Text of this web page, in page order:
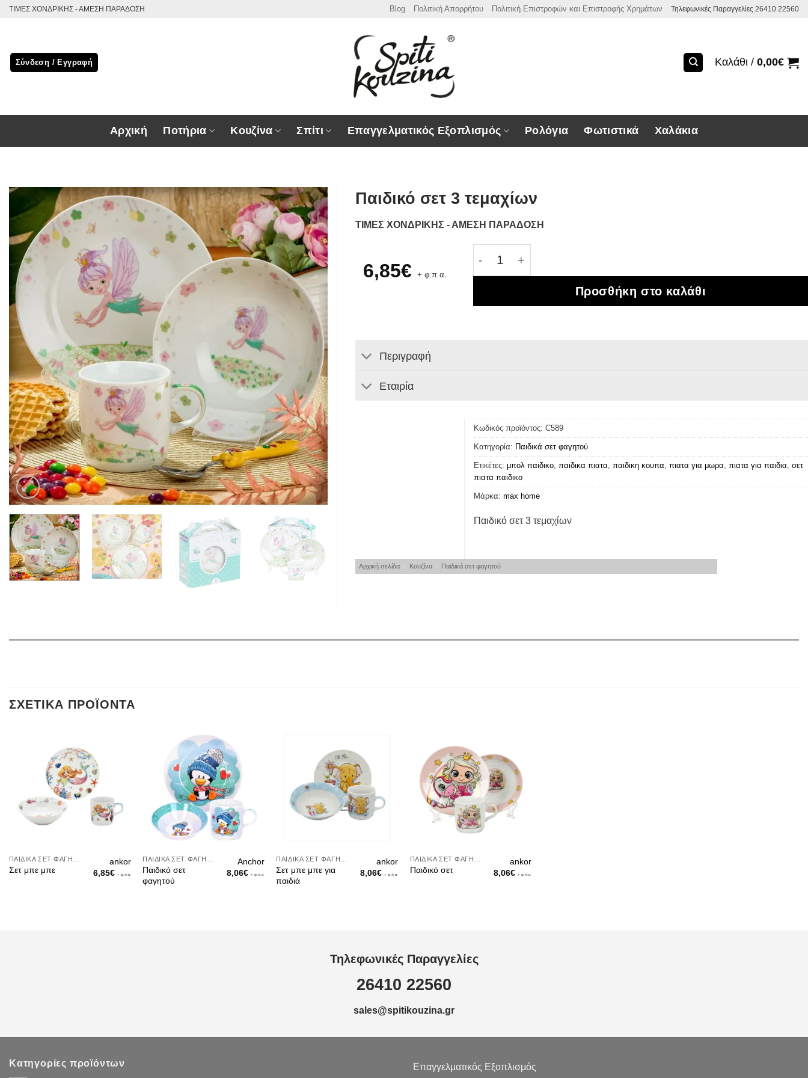
Μετάβαση
ΤΙΜΕΣ ΧΟΝΔΡΙΚΗΣ - ΑΜΕΣΗ ΠΑΡΑΔΟΣΗ Blog Πολιτική Απορρήτου Πολιτική Επιστροφών και Επιστροφής Χρημάτων Τηλεφωνικές Παραγγελίες 26410 22560
Σύνδεση / Εγγραφή Καλάθι / 0,00€
Αρχική Ποτήρια Κουζίνα Σπίτι Επαγγελματικός Εξοπλισμός Ρολόγια Φωτιστικά Χαλάκια
Παιδικό σετ 3 τεμαχίων
ΤΙΜΕΣ ΧΟΝΔΡΙΚΗΣ - ΑΜΕΣΗ ΠΑΡΑΔΟΣΗ
6,85€ + φ.π.α.
Παιδικό σετ 3 τεμαχίων ποσότητα
Προσθήκη στο καλάθι
Περιγραφή
Εταιρία
Κωδικός προϊόντος: C589
Κατηγορία: Παιδικά σετ φαγητού
Ετικέτες: μπολ παιδικο, παιδικα πιατα, παιδικη κουπα, πιατα για μωρα, πιατα για παιδια, σετ
πιατα παιδικο
Μάρκα: max home
Παιδικό σετ 3 τεμαχίων
Αρχική σελίδα Κουζίνα Παιδικά σετ φαγητού
ΣΧΕΤΙΚΆ ΠΡΟΪΌΝΤΑ
Σετ μπε μπε
ankor
6,85€ + φ.π.α.
Παιδικό σετ
φαγητού
Anchor
8,06€ + φ.π.α.
Σετ μπε μπε για
παιδιά
ankor
8,06€ + φ.π.α. Παιδικό σετ
ankor
8,06€ + φ.π.α.
Τηλεφωνικές Παραγγελίες
26410 22560
sales@spitikouzina.gr
Κατηγορίες προϊόντων Επαγγελματικός Εξοπλισμός